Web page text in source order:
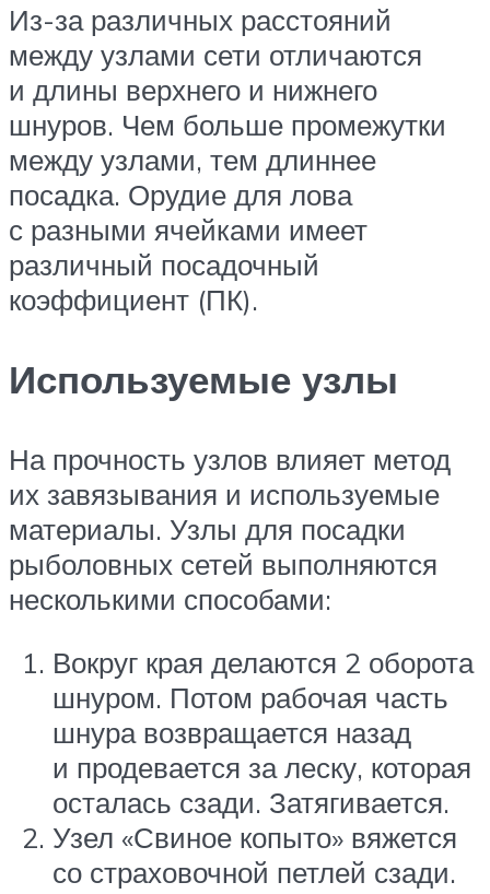
Из-за различных расстояний
между узлами сети отличаются
и длины верхнего и нижнего
шнуров. Чем больше промежутки
между узлами, тем длиннее
посадка. Орудие для лова
с разными ячейками имеет
различный посадочный
коэффициент (ПК).
Используемые узлы
На прочность узлов влияет метод
их завязывания и используемые
материалы. Узлы для посадки
рыболовных сетей выполняются
несколькими способами:
Вокруг края делаются 2 оборота
шнуром. Потом рабочая часть
шнура возвращается назад
и продевается за леску, которая
осталась сзади. Затягивается.
Узел «Свиное копыто» вяжется
со страховочной петлей сзади.